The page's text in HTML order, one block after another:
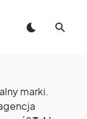
marki.